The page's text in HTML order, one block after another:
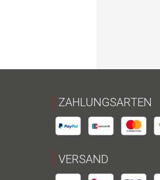
ZAHLUNGSARTEN
VERSAND